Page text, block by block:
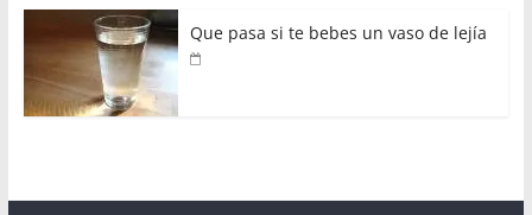
Que pasa si te bebes un vaso de lejía